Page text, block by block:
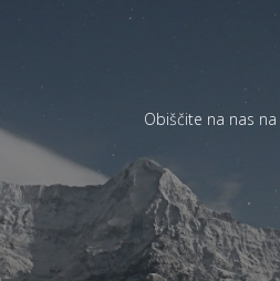
Obiščite na nas na